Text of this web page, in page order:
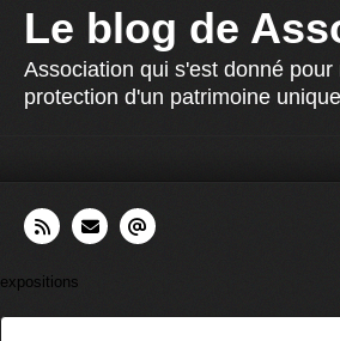
Le blog de
Association qui s'est donné
protection d'un patrimoine
expositions